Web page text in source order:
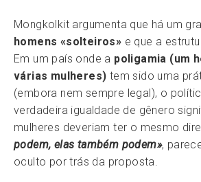
Mongkolkit argumenta que há um
homens «solteiros» e que a
Em um país onde a poligamia (um
várias mulheres) tem sido uma
(embora nem sempre legal), o
verdadeira igualdade de gênero
mulheres deveriam ter o mesmo
podem, elas também podem»,
oculto por trás da proposta.